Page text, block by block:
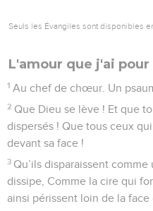
Seuls les Évangiles sont disponibles
L'amour que j'ai
1 Au chef de chœur. Un
2 Que Dieu se lève ! Et que
dispersés ! Que tous ceux
devant sa face !
3 Qu’ils disparaissent
dissipe, Comme la cire qui
ainsi périssent loin de la face